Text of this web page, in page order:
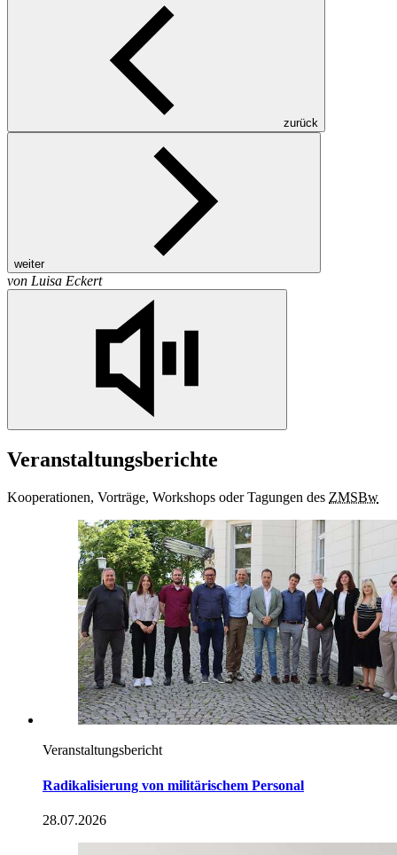
zurück
weiter
von Luisa Eckert
Veranstaltungsberichte
Kooperationen, Vorträge, Workshops oder Tagungen des ZMSBw
Veranstaltungsbericht
Radikalisierung von militärischem Personal
28.07.2026